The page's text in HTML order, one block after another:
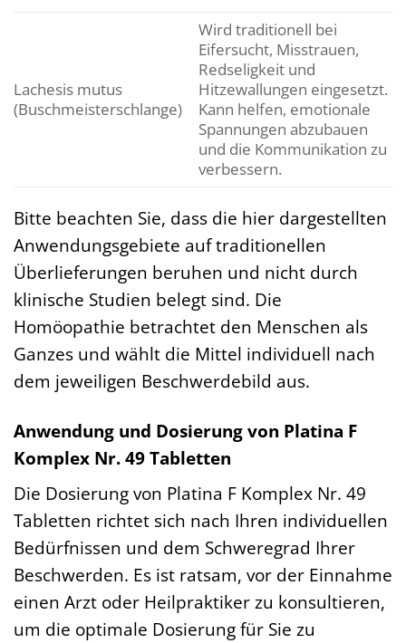
Lachesis mutus
(Buschmeisterschlange)
Wird traditionell bei
Eifersucht, Misstrauen,
Redseligkeit und
Hitzewallungen eingesetzt.
Kann helfen, emotionale
Spannungen abzubauen
und die Kommunikation zu
verbessern.
Bitte beachten Sie, dass die hier dargestellten
Anwendungsgebiete auf traditionellen
Überlieferungen beruhen und nicht durch
klinische Studien belegt sind. Die
Homöopathie betrachtet den Menschen als
Ganzes und wählt die Mittel individuell nach
dem jeweiligen Beschwerdebild aus.
Anwendung und Dosierung von Platina F
Komplex Nr. 49 Tabletten
Die Dosierung von Platina F Komplex Nr. 49
Tabletten richtet sich nach Ihren individuellen
Bedürfnissen und dem Schweregrad Ihrer
Beschwerden. Es ist ratsam, vor der Einnahme
einen Arzt oder Heilpraktiker zu konsultieren,
um die optimale Dosierung für Sie zu